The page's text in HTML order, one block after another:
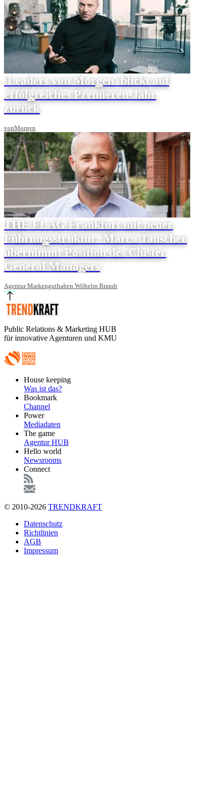
'Leaders von Morgen' blickt auf
erfolgreiches Premieren-Jahr
zurück
vonMorgen
THE FLAG Frankfurt mit neuer
Führungsstruktur: Marco Tauscher
übernimmt Position des Cluster
General Managers
Agentur Markenguthaben Wilhelm Brandt
Public Relations & Marketing HUB
für innovative Agenturen und KMU
FooterHouse keeping
Was ist das?
Bookmark
Channel
Power
Mediadaten
The game
Agentur HUB
Hello world
Newsrooms
Connect
© 2010-2026 TRENDKRAFT
FußzeileDatenschutz
Richtlinien
AGB
Impressum